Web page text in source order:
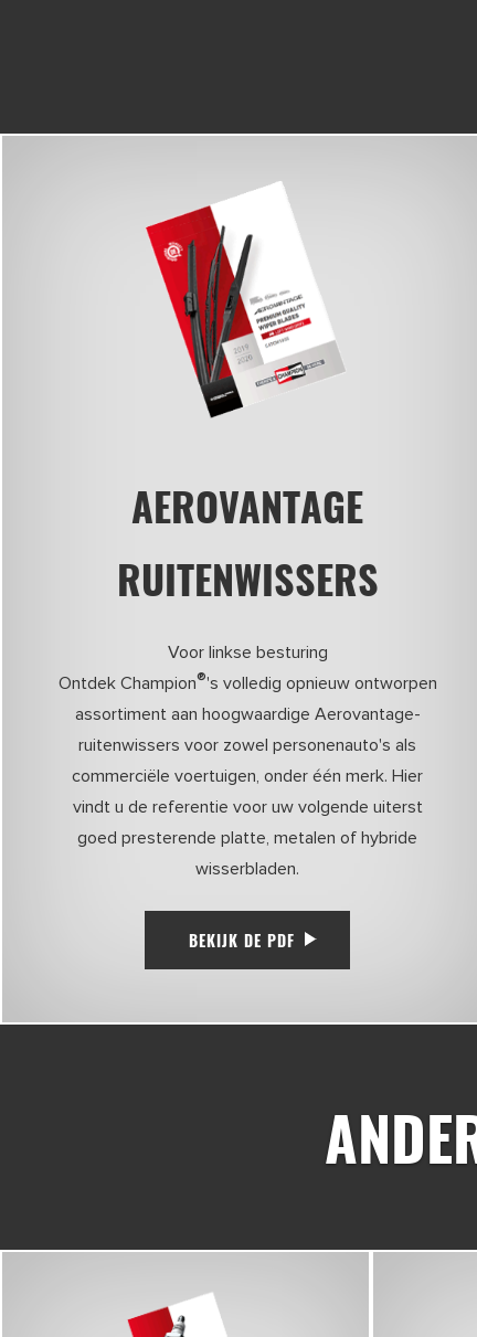
AEROVANTAGE
RUITENWISSERS
Voor linkse besturing
Ontdek Champion®'s volledig opnieuw ontworpen
assortiment aan hoogwaardige Aerovantage-
ruitenwissers voor zowel personenauto's als
commerciële voertuigen, onder één merk. Hier
vindt u de referentie voor uw volgende uiterst
goed presterende platte, metalen of hybride
wisserbladen.
BEKIJK DE PDF